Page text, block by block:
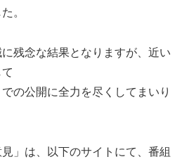
。
残念な結果となりますが、近い
の公開に全力を尽くしてまいり
」は、以下のサイトにて、番組